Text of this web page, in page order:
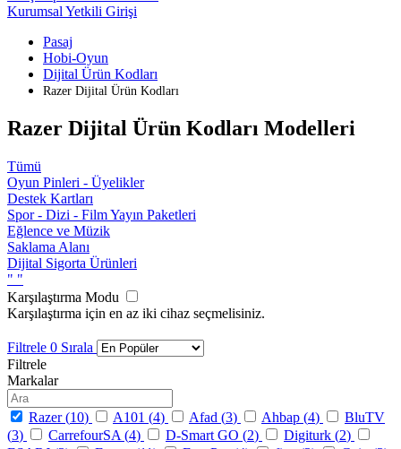
Kurumsal Yetkili Girişi
Pasaj
Hobi-Oyun
Dijital Ürün Kodları
Razer Dijital Ürün Kodları
Razer Dijital Ürün Kodları Modelleri
Tümü
Oyun Pinleri - Üyelikler
Destek Kartları
Spor - Dizi - Film Yayın Paketleri
Eğlence ve Müzik
Saklama Alanı
Dijital Sigorta Ürünleri
" "
Karşılaştırma Modu
Karşılaştırma için en az iki cihaz seçmelisiniz.
Filtrele 0 Sırala
Filtrele
Markalar
Razer (10) A101 (4) Afad (3) Ahbap (4)
BluTV
(3) CarrefourSA (4) D-Smart GO (2) Digiturk (2)